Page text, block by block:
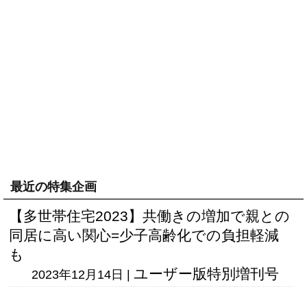
最近の特集企画
【多世帯住宅2023】共働きの増加で親との
同居に高い関心=少子高齢化での負担軽減
も
2023年12月14日 | ユーザー版特別増刊号